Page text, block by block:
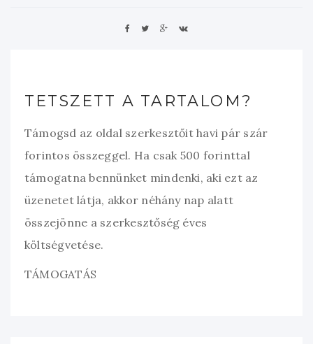
TETSZETT A TARTALOM?
Támogsd az oldal szerkesztőit havi pár szár
forintos összeggel. Ha csak 500 forinttal
támogatna bennünket mindenki, aki ezt az
üzenetet látja, akkor néhány nap alatt
összejönne a szerkesztőség éves
költségvetése.
TÁMOGATÁS